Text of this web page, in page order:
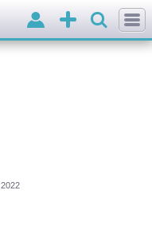
Добавить
объявление
Войти
2022